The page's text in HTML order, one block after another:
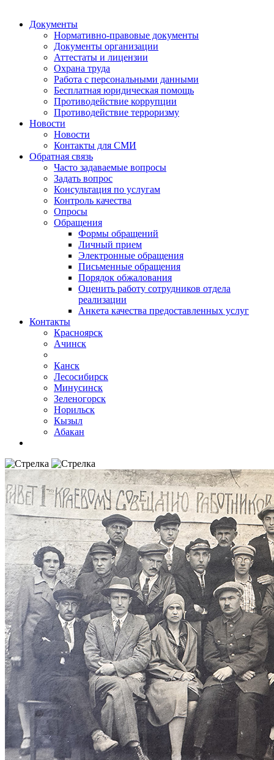
Документы
Нормативно-правовые документы
Документы организации
Аттестаты и лицензии
Охрана труда
Работа с персональными данными
Бесплатная юридическая помощь
Противодействие коррупции
Противодействие терроризму
Новости
Новости
Контакты для СМИ
Обратная связь
Часто задаваемые вопросы
Задать вопрос
Консультация по услугам
Контроль качества
Опросы
Обращения
Формы обращений
Личный прием
Электронные обращения
Письменные обращения
Порядок обжалования
Оценить работу сотрудников отдела
реализации
Анкета качества предоставленных услуг
Контакты
Красноярск
Ачинск
Канск
Лесосибирск
Минусинск
Зеленогорск
Норильск
Кызыл
Абакан